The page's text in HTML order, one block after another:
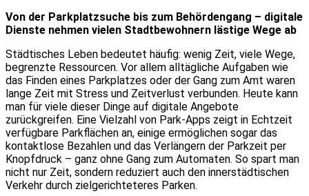
Von der Parkplatzsuche bis zum Behördengang – digitale
Dienste nehmen vielen Stadtbewohnern lästige Wege ab
Städtisches Leben bedeutet häufig: wenig Zeit, viele Wege,
begrenzte Ressourcen. Vor allem alltägliche Aufgaben wie
das Finden eines Parkplatzes oder der Gang zum Amt waren
lange Zeit mit Stress und Zeitverlust verbunden. Heute kann
man für viele dieser Dinge auf digitale Angebote
zurückgreifen. Eine Vielzahl von Park-Apps zeigt in Echtzeit
verfügbare Parkflächen an, einige ermöglichen sogar das
kontaktlose Bezahlen und das Verlängern der Parkzeit per
Knopfdruck – ganz ohne Gang zum Automaten. So spart man
nicht nur Zeit, sondern reduziert auch den innerstädtischen
Verkehr durch zielgerichteteres Parken.